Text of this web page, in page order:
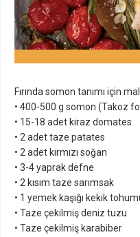
Fırında somon tanımı için
• 400-500 g somon (Takoz
• 15-18 adet kiraz domates
• 2 adet taze patates
• 2 adet kırmızı soğan
• 3-4 yaprak defne
• 2 kısım taze sarımsak
• 1 yemek kaşığı kekik
• Taze çekilmiş deniz tuzu
• Taze çekilmiş karabiber